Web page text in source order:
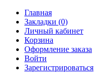
Главная
Закладки (0)
Личный кабинет
Корзина
Оформление заказа
Войти
Зарегистрироваться